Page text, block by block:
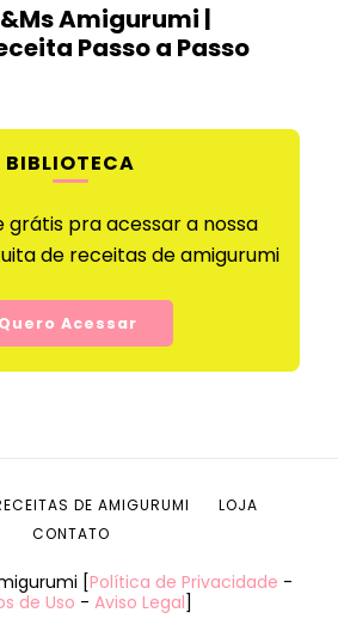
Amigurumi |
Passo a Passo
BIBLIOTECA
pra acessar a nossa
de receitas de amigurumi
Quero Acessar
[Política de Privacidade -
de Uso - Aviso Legal]
DE AMIGURUMI
LOJA
CONTATO